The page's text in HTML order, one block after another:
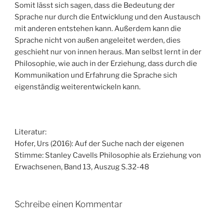
Somit lässt sich sagen, dass die Bedeutung der
Sprache nur durch die Entwicklung und den Austausch
mit anderen entstehen kann. Außerdem kann die
Sprache nicht von außen angeleitet werden, dies
geschieht nur von innen heraus. Man selbst lernt in der
Philosophie, wie auch in der Erziehung, dass durch die
Kommunikation und Erfahrung die Sprache sich
eigenständig weiterentwickeln kann.
Literatur:
Hofer, Urs (2016): Auf der Suche nach der eigenen
Stimme: Stanley Cavells Philosophie als Erziehung von
Erwachsenen, Band 13, Auszug S.32-48
Schreibe einen Kommentar